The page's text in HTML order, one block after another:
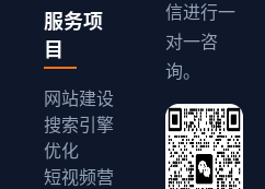
服务项
目
网站建设
搜索引擎
优化
短视频营
信进行一
对一咨
询。